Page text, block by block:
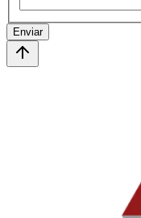
Enviar